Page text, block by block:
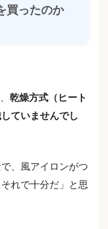
買ったのか
乾燥方式（ヒート
ていませんでし
、風アイロンがつ
れで十分だ」と思